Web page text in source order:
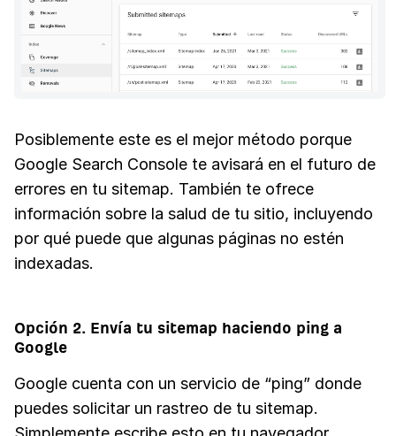
Posiblemente este es el mejor método porque
Google Search Console te avisará en el futuro de
errores en tu sitemap. También te ofrece
información sobre la salud de tu sitio, incluyendo
por qué puede que algunas páginas no estén
indexadas.
Opción 2. Envía tu sitemap haciendo ping a
Google
Google cuenta con un servicio de “ping” donde
puedes solicitar un rastreo de tu sitemap.